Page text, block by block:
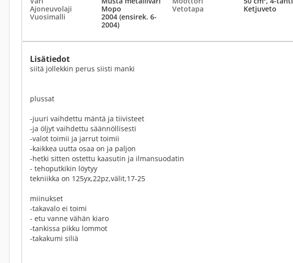
Ajoneuvolaji
Mopo Vetotapa
Ketjuveto
Vuosimalli
2004 (ensirek. 6-
2004)
Lisätiedot
siitä jollekkin perus siisti manki
plussat
-juuri vaihdettu mäntä ja tiivisteet
-ja öljyt vaihdettu säännöllisesti
-valot toimii ja jarrut toimii
-kaikkea uutta osaa on ja paljon
-hetki sitten ostettu kaasutin ja ilmansuodatin
- tehoputkikin löytyy
tekniikka on 125yx,22pz,välit,17-25
miinukset
-takavalo ei toimi
- etu vanne vähän kiaro
-tankissa pikku lommot
-takakumi siliä